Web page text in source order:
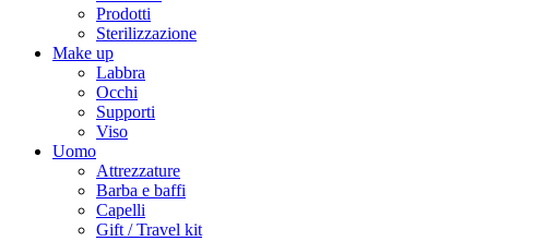
Prodotti
Sterilizzazione
Make up
Labbra
Occhi
Supporti
Viso
Uomo
Attrezzature
Barba e baffi
Capelli
Gift / Travel kit